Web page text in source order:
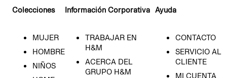
Colecciones
MUJER
HOMBRE
NIÑOS
Información Corporativa
TRABAJAR EN
H&M
ACERCA DEL
GRUPO H&M
Ayuda
CONTACTO
SERVICIO AL
CLIENTE
MI CUENTA